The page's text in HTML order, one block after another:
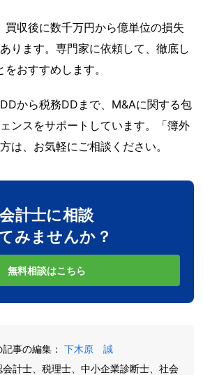
買収後に数千万円から億単位の損失
ります。専門家に依頼して、徹底し
おすすめします。
から税務DDまで、M&Aに関する包
ンスをサポートしています。「簿外
は、お気軽にご相談ください。
会計士に相談
みませんか？
無料相談はこちら
記事の編集：下木原 誠
会計士、税理士、中小企業診断士、社会